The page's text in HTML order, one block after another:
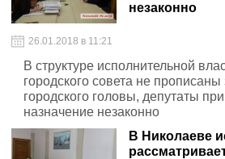
незаконно
26.01.2018 в 11:21
В структуре исполнительной
городского совета не прописаны
городского головы, депутаты
назначение незаконно
В Николаеве